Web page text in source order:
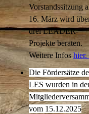
Vorstandssitzung
16. März wird
drei LEADER-
Projekte beraten.
Weitere Infos hier.
Die Fördersätze
LES wurden in
vom 15.12.2025